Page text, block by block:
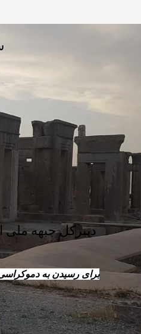
دبیرکل جبهه ملی
برای رسیدن به